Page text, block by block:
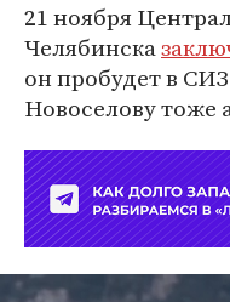
21 ноября
Челябинска
он пробудет в
Новоселову тоже